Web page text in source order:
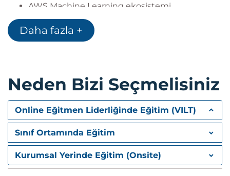
AWS Machine Learning ekosistemi
Amazon SageMaker AI
AWS ML servislerinin genel görünümü
Bulut tabanlı yapay zeka çözümleri
Etik yapay zeka
Açıklanabilir yapay zeka
Sorumlu yapay zeka uygulamaları
Makine Öğrenmesi Problemlerinin
Analizi
Daha fazla +
Neden Bizi Seçmelisiniz
Online Eğitmen Liderliğinde Eğitim (VILT)
Sınıf Ortamında Eğitim
Kurumsal Yerinde Eğitim (Onsite)